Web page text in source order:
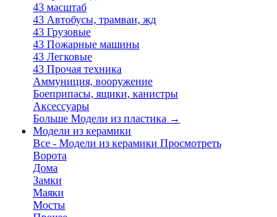
43 масштаб
43 Автобусы, трамваи, жд
43 Грузовые
43 Пожарные машины
43 Легковые
43 Прочая техника
Аммуниция, вооружение
Боеприпасы, ящики, канистры
Аксессуары
Больше Модели из пластика →
Модели из керамики
Все - Модели из керамики Просмотреть
Ворота
Дома
Замки
Маяки
Мосты